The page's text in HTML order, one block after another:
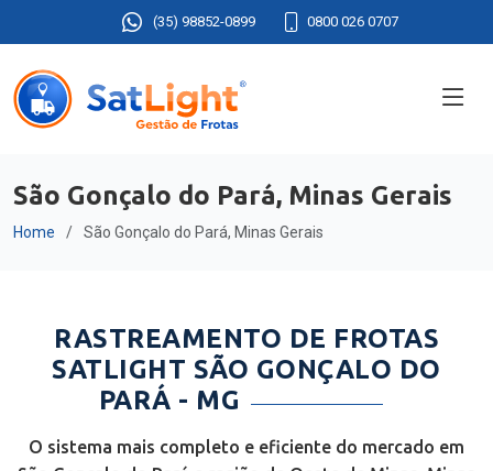
(35) 98852-0899 0800 026 0707
São Gonçalo do Pará, Minas Gerais
Home São Gonçalo do Pará, Minas Gerais
RASTREAMENTO DE FROTAS
SATLIGHT SÃO GONÇALO DO
PARÁ - MG
O sistema mais completo e eficiente do mercado em